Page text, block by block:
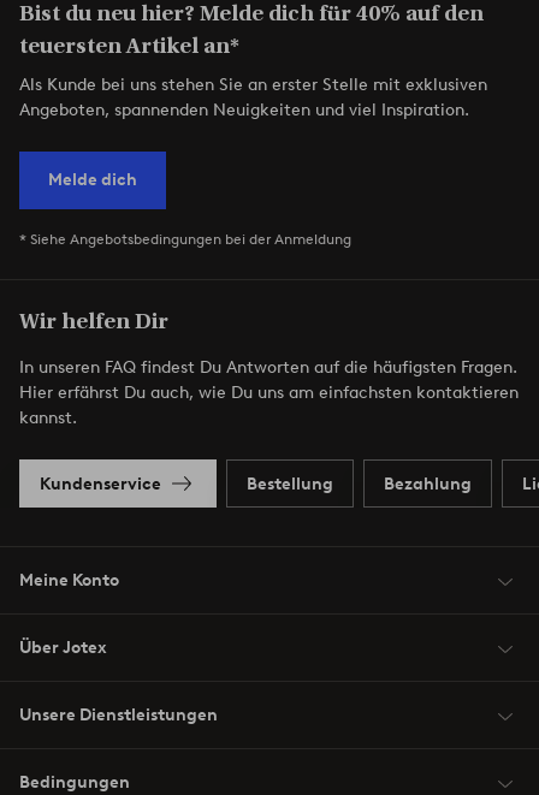
Bist du neu hier? Melde dich für 40% auf den
teuersten Artikel an*
Als Kunde bei uns stehen Sie an erster Stelle mit exklusiven
Angeboten, spannenden Neuigkeiten und viel Inspiration.
Melde dich
* Siehe Angebotsbedingungen bei der Anmeldung
Wir helfen Dir
In unseren FAQ findest Du Antworten auf die häufigsten Fragen.
Hier erfährst Du auch, wie Du uns am einfachsten kontaktieren
kannst.
Kundenservice Bestellung Bezahlung
Meine Konto
Über Jotex
Unsere Dienstleistungen
Bedingungen